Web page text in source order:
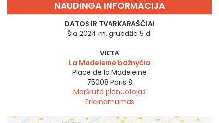
NAUDINGA INFORMACIJA
DATOS IR TVARKARAŠČIAI
Šią 2024 m. gruodžio 5 d.
VIETA
La Madeleine bažnyčia
Place de la Madeleine
75008 Paris 8
Maršruto planuotojas
Prieinamumas